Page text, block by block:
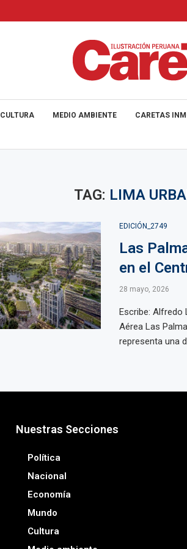
CULTURA MEDIO AMBIENTE CARETAS
TAG: LIMA
EDICIÓN_2749
Las
en el
28 mayo, 2026
Escribe: Alfredo
Aérea Las
representa una
Nuestras Secciones
Política
Nacional
Economía
Mundo
Cultura